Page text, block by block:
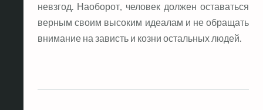
невзгод. Наоборот, человек должен оставаться
верным своим высоким идеалам и не обращать
внимание на зависть и козни остальных людей.